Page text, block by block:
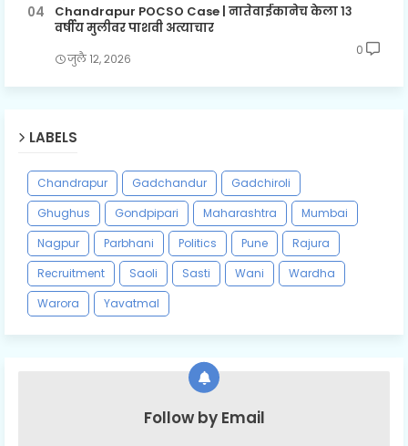
Chandrapur POCSO Case | नातेवाईकानेच केला १३
वर्षीय मुलीवर पाशवी अत्याचार
जुलै १२, २०२६
0
LABELS
Chandrapur Gadchandur
Gadchiroli
Ghughus
Gondpipari Maharashtra
Mumbai
Nagpur
Parbhani Politics Pune
Rajura
Recruitment
Saoli Sasti Wani
Wardha
Warora
Yavatmal
Follow by Email